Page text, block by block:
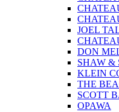
JOEL
DON
SHAW &
KLEIN
THE
SCOTT
OPAWA